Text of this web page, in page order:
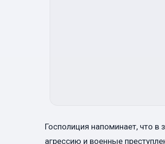
Госполиция напоминает, что
агрессию и военные